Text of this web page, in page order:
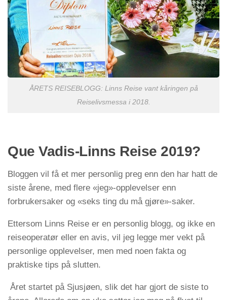
ÅRETS REISEBLOGG: Linns Reise vant kåringen på
Reiselivsmessa i 2018.
Que Vadis-Linns Reise 2019?
Bloggen vil få et mer personlig preg enn den har hatt de
siste årene, med flere «jeg»-opplevelser enn
forbrukersaker og «seks ting du må gjøre»-saker.
Ettersom Linns Reise er en personlig blogg, og ikke en
reiseoperatør eller en avis, vil jeg legge mer vekt på
personlige opplevelser, men med noen fakta og
praktiske tips på slutten.
Året startet på Sjusjøen, slik det har gjort de siste to